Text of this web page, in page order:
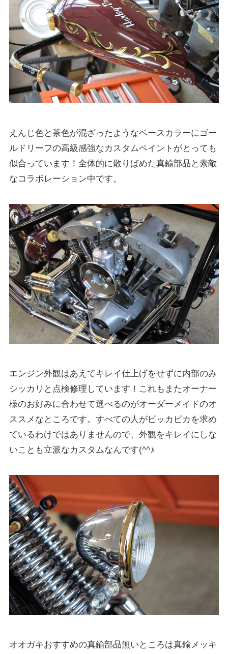
えんじ色と茶色が混ざったようなベースカラーにゴー
ルドリーフの高級感強なカスタムペイントがとっても
似合っています！全体的に散りばめた真鍮部品と素敵
なコラボレーション中です。
エンジン外観はあえてキレイ仕上げをせずに内部のみ
シッカリと点検修理しています！これもまたオーナー
様のお好みに合わせて選べるのがオーダーメイドのオ
ススメなところです。すべての人がピッカピカを求め
ているわけではありませんので、外観をキレイにしな
いことも立派なカスタムなんです(^^♪
オオガキおすすめの真鍮部品無いところは真鍮メッキ